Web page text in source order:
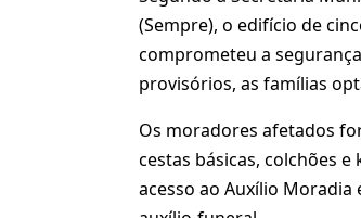
(Sempre), o edifício de
comprometeu a
provisórios, as famílias
Os moradores afetados
cestas básicas, colchões
acesso ao Auxílio Moradia